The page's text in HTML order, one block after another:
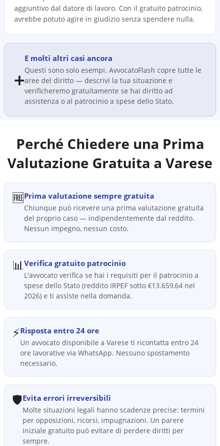
aggiuntivo dal datore di lavoro. Con il gratuito patrocinio,
avrebbe potuto agire in giudizio senza spendere nulla.
➕
E molti altri casi ancora
Questi sono solo esempi. AvvocatoFlash copre tutte le
aree del diritto — descrivi la tua situazione e
verificheremo gratuitamente se hai diritto ad
assistenza o al patrocinio a spese dello Stato.
Perché Chiedere una Prima
Valutazione Gratuita a Varese
🆓Prima valutazione sempre gratuita
Chiunque può ricevere una prima valutazione gratuita
del proprio caso — indipendentemente dal reddito.
Nessun impegno, nessun costo.
📊Verifica gratuito patrocinio
L'avvocato verifica se hai i requisiti per il patrocinio a
spese dello Stato (reddito IRPEF sotto €13.659,64 nel
2026) e ti assiste nella domanda.
⚡Risposta entro 24 ore
Un avvocato disponibile a Varese ti ricontatta entro 24
ore lavorative via WhatsApp. Nessuno spostamento
necessario.
🛡️Evita errori irreversibili
Molte situazioni legali hanno scadenze precise: termini
per opposizioni, ricorsi, impugnazioni. Un parere
iniziale gratuito può evitare di perdere diritti per
sempre.